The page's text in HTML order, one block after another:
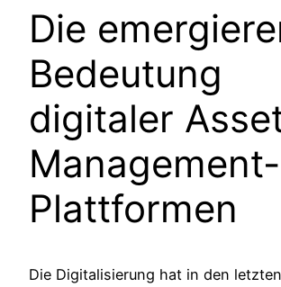
Die
Bedeutung
digitaler
Management-
Plattformen
Die Digitalisierung hat in den